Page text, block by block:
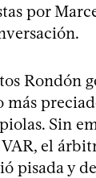
por
Rondón
más
Sin
el
pisada y